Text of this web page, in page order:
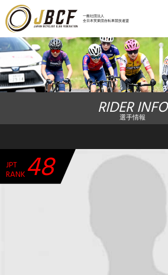
一般社団法人
全日本実業団自転車競技連盟
ニュース
レース日程
ランキング
チーム・選手
加盟・登録
エントリー
RIDER INFO
選手情報
JPT
RANK48